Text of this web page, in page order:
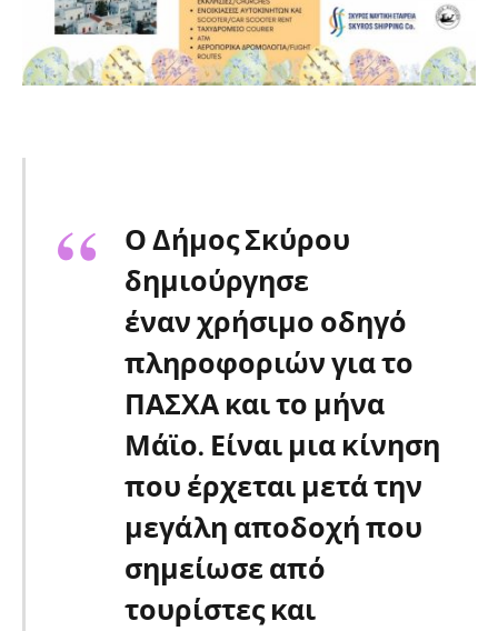
Ο Δήμος Σκύρου
δημιούργησε
έναν χρήσιμο οδηγό
πληροφοριών για το
ΠΑΣΧΑ και το μήνα
Μάϊο. Είναι μια κίνηση
που έρχεται μετά την
μεγάλη αποδοχή που
σημείωσε από
τουρίστες και